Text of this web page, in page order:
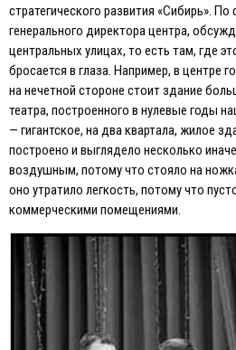
стратегического развития «Сибирь».
генерального директора центра,
центральных улицах, то есть там, где
бросается в глаза. Например, в центре
на нечетной стороне стоит здание
театра, построенного в нулевые годы
— гигантское, на два квартала, жилое
построено и выглядело несколько
воздушным, потому что стояло на
оно утратило легкость, потому что
коммерческими помещениями.